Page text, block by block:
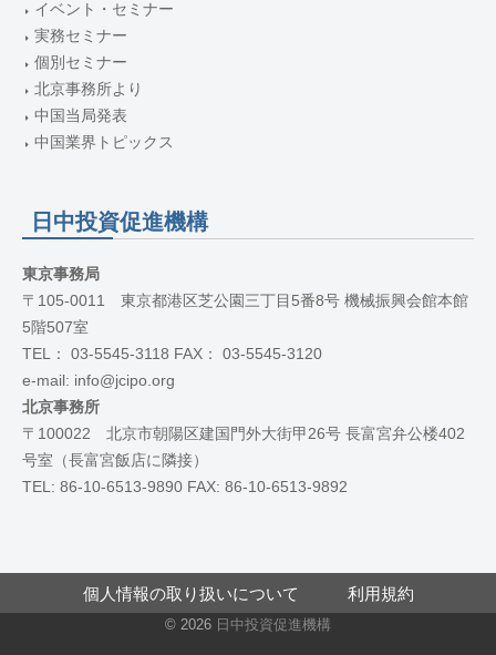
イベント・セミナー
実務セミナー
個別セミナー
北京事務所より
中国当局発表
中国業界トピックス
日中投資促進機構
東京事務局
〒105-0011 東京都港区芝公園三丁目5番8号 機械振興会館本館
5階507室
TEL： 03-5545-3118 FAX： 03-5545-3120
e-mail: info@jcipo.org
北京事務所
〒100022 北京市朝陽区建国門外大街甲26号 長富宮弁公楼402
号室（長富宮飯店に隣接）
TEL: 86-10-6513-9890 FAX: 86-10-6513-9892
個人情報の取り扱いについて 利用規約
© 2026 日中投資促進機構